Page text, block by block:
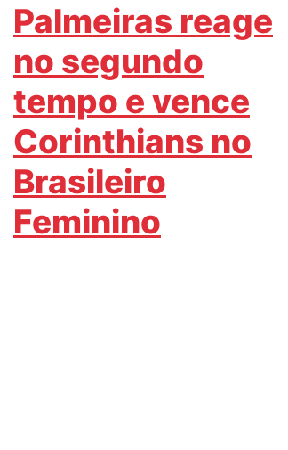
Palmeiras reage
no segundo
tempo e vence
Corinthians no
Brasileiro
Feminino